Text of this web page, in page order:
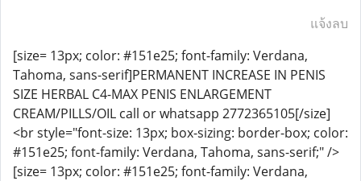
แจ้งลบ
[size= 13px; color: #151e25; font-family: Verdana,
Tahoma, sans-serif]PERMANENT INCREASE IN PENIS
SIZE HERBAL C4-MAX PENIS ENLARGEMENT
CREAM/PILLS/OIL call or whatsapp 2772365105[/size]
<br style="font-size: 13px; box-sizing: border-box; color:
#151e25; font-family: Verdana, Tahoma, sans-serif;" />
[size= 13px; color: #151e25; font-family: Verdana,